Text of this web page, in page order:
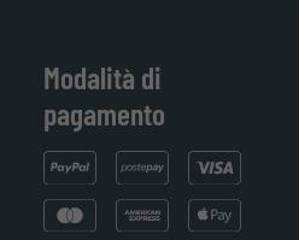
Modalità di
pagamento